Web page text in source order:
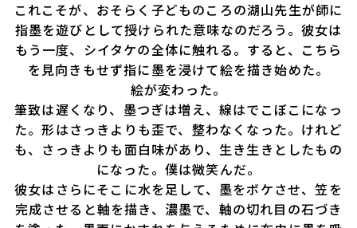
これこそが、おそらく子どものころの湖山先生が師に
指墨を遊びとして授けられた意味なのだろう。彼女は
もう一度、シイタケの全体に触れる。すると、こちら
を見向きもせず指に墨を浸けて絵を描き始めた。
絵が変わった。
筆致は遅くなり、墨つぎは増え、線はでこぼこになっ
た。形はさっきよりも歪で、整わなくなった。けれど
も、さっきよりも面白味があり、生き生きとしたもの
になった。僕は微笑んだ。
彼女はさらにそこに水を足して、墨をボケさせ、笠を
完成させると軸を描き、濃墨で、軸の切れ目の石づき